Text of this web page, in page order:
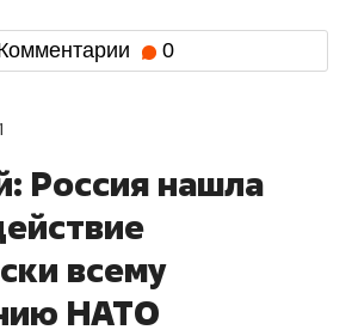
0
Россия нашла
всему
НАТО